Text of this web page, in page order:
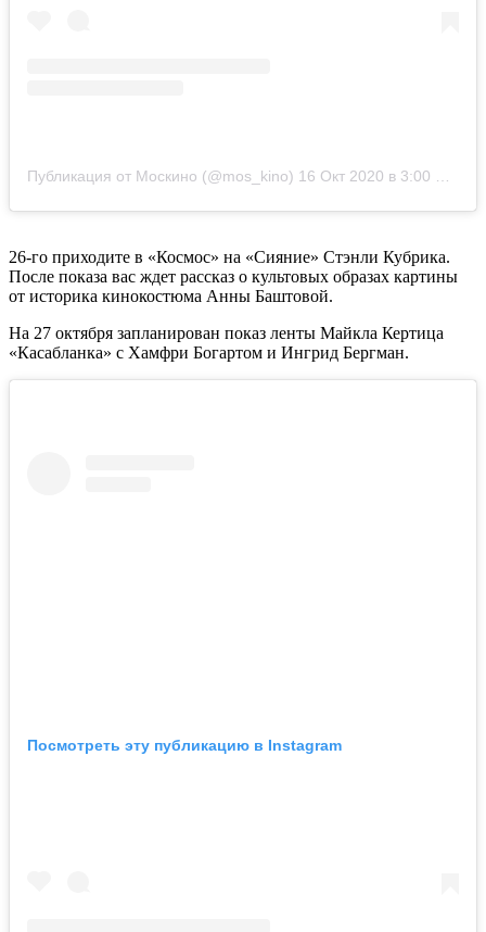
Публикация от Москино (@mos_kino) 16 Окт 2020 в 3:00 PDT
26-го приходите в «Космос» на «Сияние» Стэнли Кубрика.
После показа вас ждет рассказ о культовых образах картины
от историка кинокостюма Анны Баштовой.
На 27 октября запланирован показ ленты Майкла Кертица
«Касабланка» с Хамфри Богартом и Ингрид Бергман.
Посмотреть эту публикацию в Instagram